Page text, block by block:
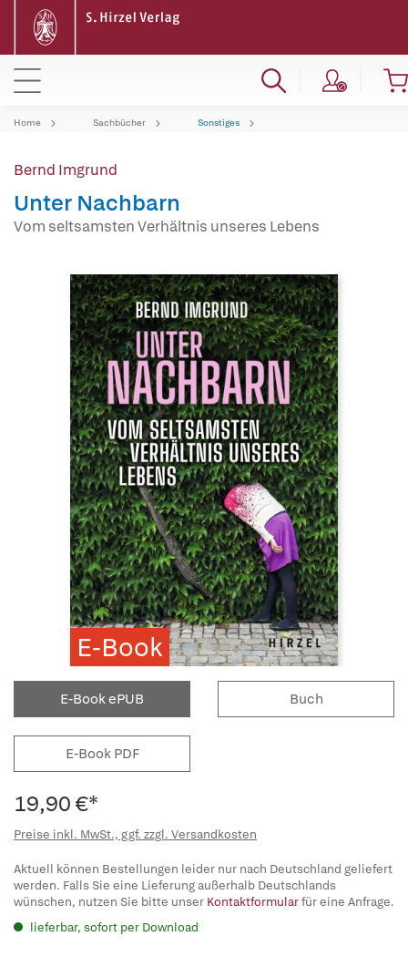
Home Sachbücher Sonstiges
Bernd Imgrund
Unter Nachbarn
Vom seltsamsten Verhältnis unseres Lebens
E-Book
E-Book ePUB Buch
E-Book PDF
19,90 €*
Preise inkl. MwSt., ggf. zzgl. Versandkosten
Aktuell können Bestellungen leider nur nach Deutschland geliefert
werden. Falls Sie eine Lieferung außerhalb Deutschlands
wünschen, nutzen Sie bitte unser Kontaktformularfür eine Anfrage.
lieferbar, sofort per Download